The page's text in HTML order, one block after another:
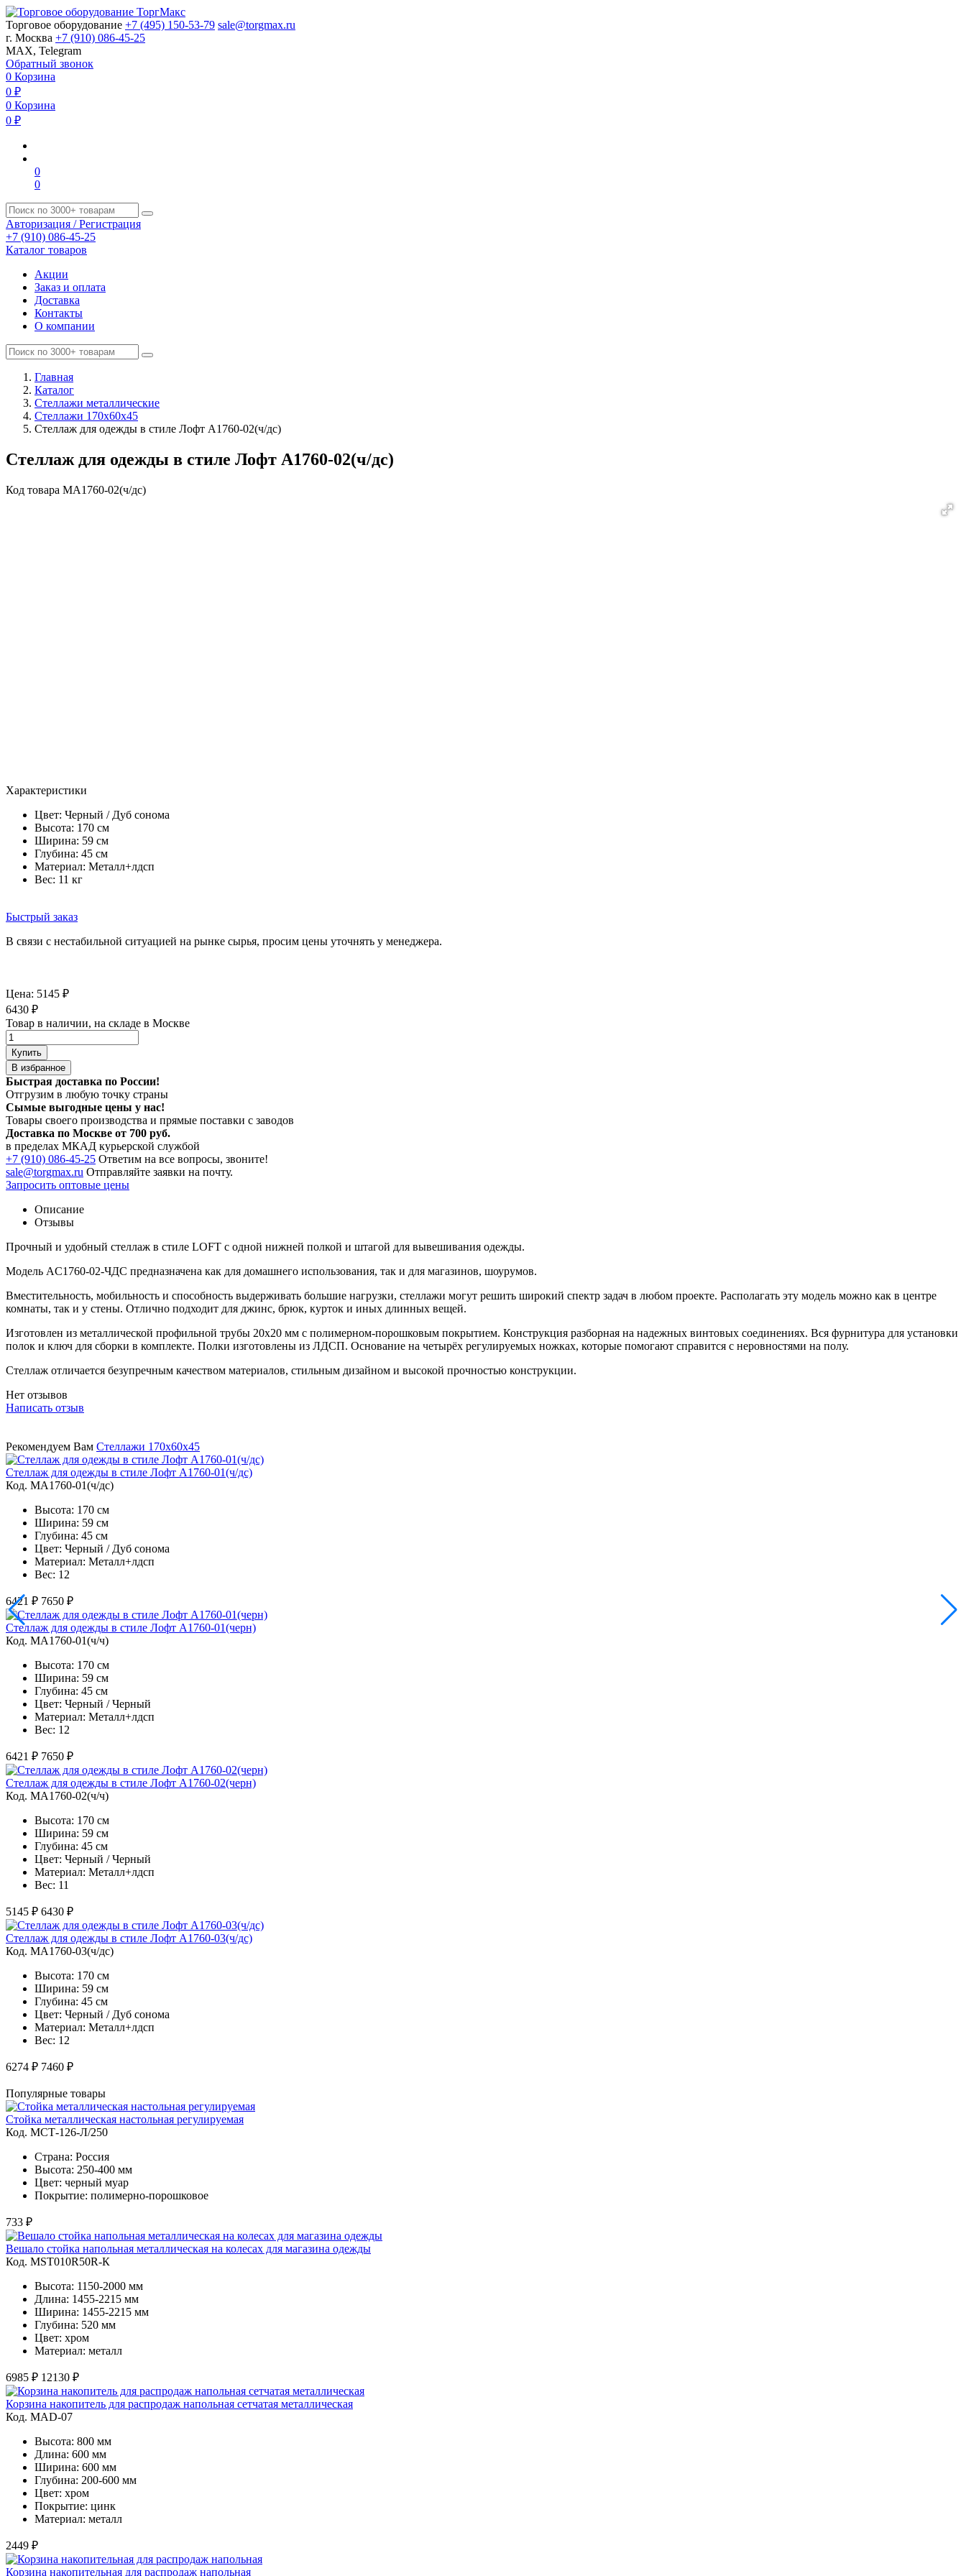
Торговое оборудование +7 (495) 150-53-79 sale@torgmax.ru
г. Москва +7 (910) 086-45-25
MAX, Telegram
Обратный звонок
0 Корзина
0 ₽
0 Корзина
0 ₽
0
0
Авторизация / Регистрация
+7 (910) 086-45-25
Каталог товаров
Акции
Заказ и оплата
Доставка
Контакты
О компании
Главная
Каталог
Стеллажи металлические
Стеллажи 170х60х45
Стеллаж для одежды в стиле Лофт A1760-02(ч/дс)
Стеллаж для одежды в стиле Лофт A1760-02(ч/дс)
Код товара MA1760-02(ч/дс)
Характеристики
Цвет: Черный / Дуб сонома
Высота: 170 см
Ширина: 59 см
Глубина: 45 см
Материал: Металл+лдсп
Вес: 11 кг
Быстрый заказ
В связи с нестабильной ситуацией на рынке сырья, просим цены уточнять у менеджера.
Цена: 5145 ₽
6430 ₽
Товар в наличии, на складе в Москве
Купить
В избранное
Быстрая доставка по России!
Отгрузим в любую точку страны
Сымые выгодные цены у нас!
Товары своего производства и прямые поставки с заводов
Доставка по Москве от 700 руб.
в пределах МКАД курьерской службой
+7 (910) 086-45-25 Ответим на все вопросы, звоните!
sale@torgmax.ru Отправляйте заявки на почту.
Запросить оптовые цены
Описание
Отзывы
Прочный и удобный стеллаж в стиле LOFT с одной нижней полкой и штагой для вывешивания одежды.
Модель AС1760-02-ЧДС предназначена как для домашнего использования, так и для магазинов, шоурумов.
Вместительность, мобильность и способность выдерживать большие нагрузки, стеллажи могут решить широкий спектр задач в любом проекте. Располагать эту модель можно как в центре
комнаты, так и у стены. Отлично подходит для джинс, брюк, курток и иных длинных вещей.
Изготовлен из металлической профильной трубы 20х20 мм с полимерном-порошковым покрытием. Конструкция разборная на надежных винтовых соединениях. Вся фурнитура для установки
полок и ключ для сборки в комплекте. Полки изготовлены из ЛДСП. Основание на четырёх регулируемых ножках, которые помогают справится с неровностями на полу.
Стеллаж отличается безупречным качеством материалов, стильным дизайном и высокой прочностью конструкции.
Нет отзывов
Написать отзыв
Рекомендуем Вам Стеллажи 170х60х45
Стеллаж для одежды в стиле Лофт A1760-01(ч/дс)
Код. MA1760-01(ч/дс)
Высота: 170 см
Ширина: 59 см
Глубина: 45 см
Цвет: Черный / Дуб сонома
Материал: Металл+лдсп
Вес: 12
6421 ₽ 7650 ₽
Стеллаж для одежды в стиле Лофт A1760-01(черн)
Код. MA1760-01(ч/ч)
Высота: 170 см
Ширина: 59 см
Глубина: 45 см
Цвет: Черный / Черный
Материал: Металл+лдсп
Вес: 12
6421 ₽ 7650 ₽
Стеллаж для одежды в стиле Лофт A1760-02(черн)
Код. MA1760-02(ч/ч)
Высота: 170 см
Ширина: 59 см
Глубина: 45 см
Цвет: Черный / Черный
Материал: Металл+лдсп
Вес: 11
5145 ₽ 6430 ₽
Стеллаж для одежды в стиле Лофт A1760-03(ч/дс)
Код. MA1760-03(ч/дс)
Высота: 170 см
Ширина: 59 см
Глубина: 45 см
Цвет: Черный / Дуб сонома
Материал: Металл+лдсп
Вес: 12
6274 ₽ 7460 ₽
Популярные товары
Стойка металлическая настольная регулируемая
Код. MСТ-126-Л/250
Страна: Россия
Высота: 250-400 мм
Цвет: черный муар
Покрытие: полимерно-порошковое
733 ₽
Вешало стойка напольная металлическая на колесах для магазина одежды
Код. MST010R50R-К
Высота: 1150-2000 мм
Длина: 1455-2215 мм
Ширина: 1455-2215 мм
Глубина: 520 мм
Цвет: хром
Материал: металл
6985 ₽ 12130 ₽
Корзина накопитель для распродаж напольная сетчатая металлическая
Код. MAD-07
Высота: 800 мм
Длина: 600 мм
Ширина: 600 мм
Глубина: 200-600 мм
Цвет: хром
Покрытие: цинк
Материал: металл
2449 ₽
Корзина накопительная для распродаж напольная